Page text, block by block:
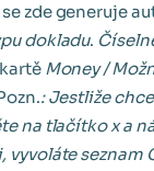
zde generuje
dokladu.
Money /
: Jestliže
na tlačítko x a
vyvoláte seznam